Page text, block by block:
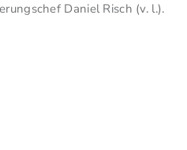
Daniel Risch (v. l.).